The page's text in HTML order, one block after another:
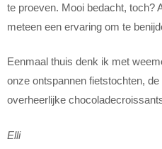
te proeven. Mooi bedacht, toch?
meteen een ervaring om te
Eenmaal thuis denk ik met
onze ontspannen fietstochten,
overheerlijke
Elli